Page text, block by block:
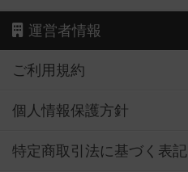
運営者情報
ご利用規約
個人情報保護方針
特定商取引法に基づく表記